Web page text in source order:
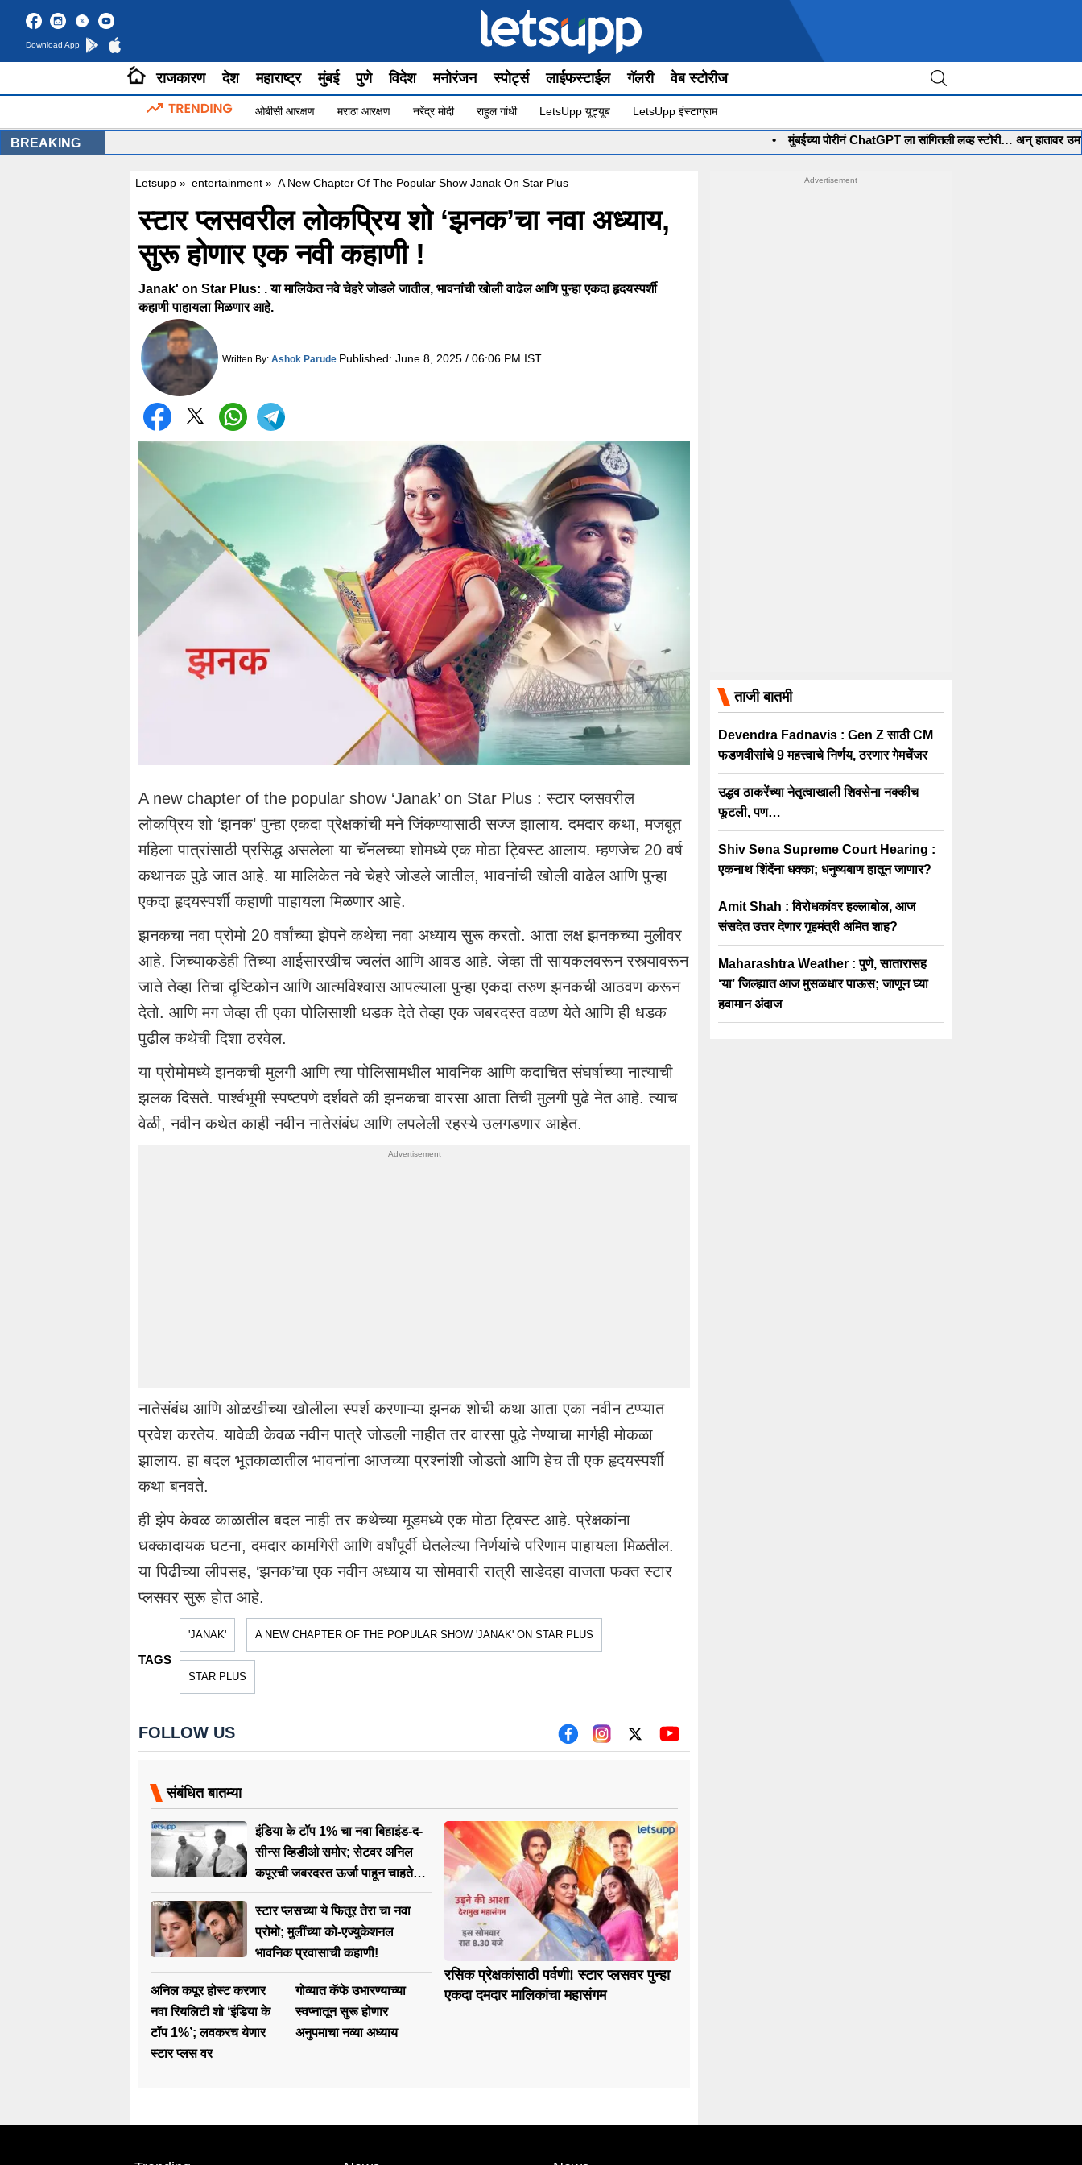
Download App
राजकारण देश महाराष्ट्र मुंबई पुणे विदेश मनोरंजन स्पोर्ट्स लाईफस्टाईल गॅलरी वेब स्टोरीज
ओबीसी आरक्षण मराठा आरक्षण नरेंद्र मोदी राहुल गांधी LetsUpp यूट्यूब LetsUpp इंस्टाग्राम
BREAKING मुंबईच्या पोरीनं ChatGPT ला सांगितली लव्ह स्टोरी… अन् हातावर उमटली
Letsupp » entertainment » A New Chapter Of The Popular Show Janak On Star Plus
स्टार प्लसवरील लोकप्रिय शो ‘झनक’चा नवा अध्याय,
सुरू होणार एक नवी कहाणी !
Janak' on Star Plus: . या मालिकेत नवे चेहरे जोडले जातील, भावनांची खोली वाढेल आणि पुन्हा एकदा हृदयस्पर्शी
कहाणी पाहायला मिळणार आहे.
Written By: Ashok Parude Published: June 8, 2025 / 06:06 PM IST
A new chapter of the popular show ‘Janak’ on Star Plus : स्टार प्लसवरील
लोकप्रिय शो ‘झनक’ पुन्हा एकदा प्रेक्षकांची मने जिंकण्यासाठी सज्ज झालाय. दमदार कथा, मजबूत
महिला पात्रांसाठी प्रसिद्ध असलेला या चॅनलच्या शोमध्ये एक मोठा ट्विस्ट आलाय. म्हणजेच 20 वर्ष
कथानक पुढे जात आहे. या मालिकेत नवे चेहरे जोडले जातील, भावनांची खोली वाढेल आणि पुन्हा
एकदा हृदयस्पर्शी कहाणी पाहायला मिळणार आहे.
झनकचा नवा प्रोमो 20 वर्षांच्या झेपने कथेचा नवा अध्याय सुरू करतो. आता लक्ष झनकच्या मुलीवर
आहे. जिच्याकडेही तिच्या आईसारखीच ज्वलंत आणि आवड आहे. जेव्हा ती सायकलवरून रस्त्यावरून
जाते तेव्हा तिचा दृष्टिकोन आणि आत्मविश्वास आपल्याला पुन्हा एकदा तरुण झनकची आठवण करून
देतो. आणि मग जेव्हा ती एका पोलिसाशी धडक देते तेव्हा एक जबरदस्त वळण येते आणि ही धडक
पुढील कथेची दिशा ठरवेल.
या प्रोमोमध्ये झनकची मुलगी आणि त्या पोलिसामधील भावनिक आणि कदाचित संघर्षाच्या नात्याची
झलक दिसते. पार्श्वभूमी स्पष्टपणे दर्शवते की झनकचा वारसा आता तिची मुलगी पुढे नेत आहे. त्याच
वेळी, नवीन कथेत काही नवीन नातेसंबंध आणि लपलेली रहस्ये उलगडणार आहेत.
नातेसंबंध आणि ओळखीच्या खोलीला स्पर्श करणाऱ्या झनक शोची कथा आता एका नवीन टप्प्यात
प्रवेश करतेय. यावेळी केवळ नवीन पात्रे जोडली नाहीत तर वारसा पुढे नेण्याचा मार्गही मोकळा
झालाय. हा बदल भूतकाळातील भावनांना आजच्या प्रश्नांशी जोडतो आणि हेच ती एक हृदयस्पर्शी
कथा बनवते.
ही झेप केवळ काळातील बदल नाही तर कथेच्या मूडमध्ये एक मोठा ट्विस्ट आहे. प्रेक्षकांना
धक्कादायक घटना, दमदार कामगिरी आणि वर्षांपूर्वी घेतलेल्या निर्णयांचे परिणाम पाहायला मिळतील.
या पिढीच्या लीपसह, ‘झनक’चा एक नवीन अध्याय या सोमवारी रात्री साडेदहा वाजता फक्त स्टार
प्लसवर सुरू होत आहे.
TAGS
'JANAK' A NEW CHAPTER OF THE POPULAR SHOW 'JANAK' ON STAR PLUS
STAR PLUS
FOLLOW US
संबंधित बातम्या
इंडिया के टॉप 1% चा नवा बिहाइंड-द-
सीन्स व्हिडीओ समोर; सेटवर अनिल
कपूरची जबरदस्त ऊर्जा पाहून चाहते
उत्साहित
स्टार प्लसच्या ये फितूर तेरा चा नवा
प्रोमो; मुलींच्या को-एज्युकेशनल
भावनिक प्रवासाची कहाणी!
अनिल कपूर होस्ट करणार
नवा रियलिटी शो ‘इंडिया के
टॉप 1%’; लवकरच येणार
स्टार प्लस वर
गोव्यात कॅफे उभारण्याच्या
स्वप्नातून सुरू होणार
अनुपमाचा नव्या अध्याय
रसिक प्रेक्षकांसाठी पर्वणी! स्टार प्लसवर पुन्हा
एकदा दमदार मालिकांचा महासंगम
ताजी बातमी
Devendra Fadnavis : Gen Z साठी CM
फडणवीसांचे 9 महत्त्वाचे निर्णय, ठरणार गेमचेंजर
उद्धव ठाकरेंच्या नेतृत्वाखाली शिवसेना नक्कीच
फूटली, पण…
Shiv Sena Supreme Court Hearing :
एकनाथ शिंदेंना धक्का; धनुष्यबाण हातून जाणार?
Amit Shah : विरोधकांवर हल्लाबोल, आज
संसदेत उत्तर देणार गृहमंत्री अमित शाह?
Maharashtra Weather : पुणे, सातारासह
‘या’ जिल्ह्यात आज मुसळधार पाऊस; जाणून घ्या
हवामान अंदाज